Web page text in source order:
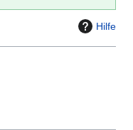
Hilfe